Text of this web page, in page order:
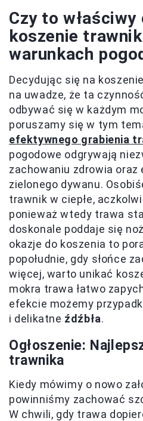
Czy to właściwy
koszenie
warunkach
Decydując się na
na uwadze, że ta
odbywać się w każdym
poruszamy się w tym
efektywnego grabienia
pogodowe odgrywają
zachowaniu zdrowia
zielonego dywanu.
trawnik w ciepłe,
ponieważ wtedy trawa
doskonale poddaje się
okazje do koszenia to
popołudnie, gdy słońce
więcej, warto unikać
mokra trawa łatwo
efekcie możemy
i delikatne źdźbła.
Ogłoszenie:
trawnika
Kiedy mówimy o nowo
powinniśmy zachować
W chwili, gdy trawa